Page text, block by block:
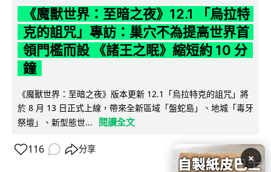
《魔獸世界：至暗之夜》12.1 「烏拉特
克的詛咒」專訪：巢穴不為提高世界首
領門檻而設 《諸王之眠》縮短約 10 分
鐘
《魔獸世界：至暗之夜》版本更新 12.1「烏拉特克的詛咒」將
於 8 月 13 日正式上線，帶來全新區域「盤蛇島」、地城「毒牙
祭壇」、新型態世...
閱讀全文
116 分享
×